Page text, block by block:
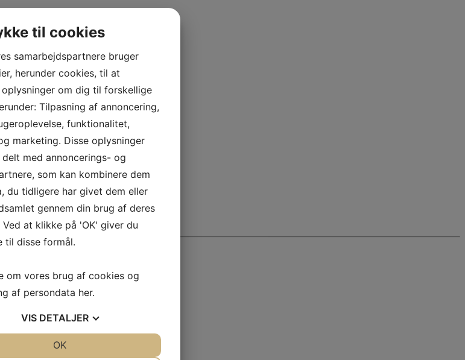
til cookies
samarbejdspartnere bruger
herunder cookies, til at
oplysninger om dig til forskellige
Tilpasning af annoncering,
funktionalitet,
marketing. Disse oplysninger
med annoncerings- og
som kan kombinere dem
du tidligere har givet dem eller
gennem din brug af deres
Ved at klikke på 'OK' giver du
til disse formål.
om vores brug af cookies og
af persondata her.
VIS DETALJER
OK